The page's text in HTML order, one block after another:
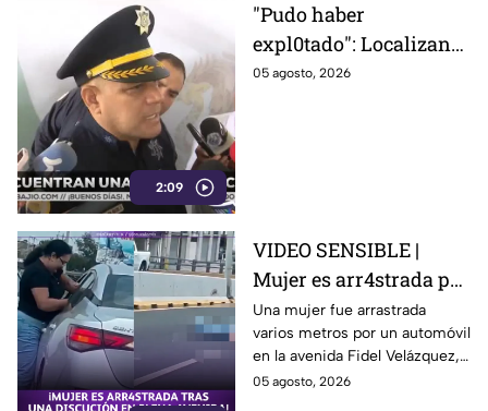
2:09
"Pudo haber
expl0tado": Localizan
gr4nada activa dentro
05 agosto, 2026
VIDEO SENSIBLE |
Mujer es arr4strada por
automóvil tras intentar
detener a conductor
que presuntamente
huyó de choque
Una mujer fue arrastrada
varios metros por un automóvil
en la avenida Fidel Velázquez,
en Monterrey, luego de una
05 agosto, 2026